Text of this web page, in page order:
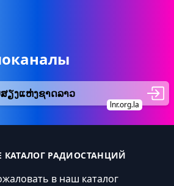
ຽງແຫ່ງຊາດລາວ
lnr.org.la
КАТАЛОГ РАДИОСТАНЦИЙ
в наш каталог